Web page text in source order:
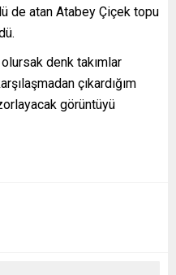
de atan Atabey Çiçek topu
denk takımlar
çıkardığım
görüntüyü